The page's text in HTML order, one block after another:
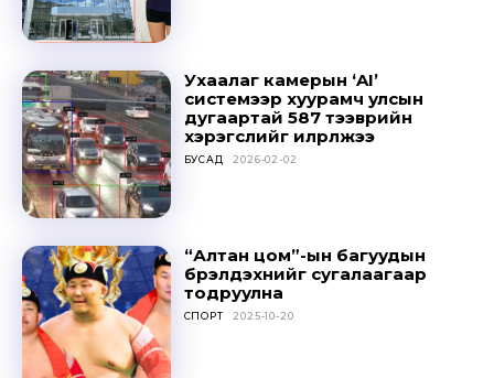
Ухаалаг камерын ‘AI’
системээр хуурамч улсын
дугаартай 587 тээврийн
хэрэгслийг илрүүлжээ
БУСАД 2026-02-02
“Алтан цом”-ын багуудын
бүрэлдэхүүнийг сугалаагаар
тодруулна
СПОРТ 2025-10-20